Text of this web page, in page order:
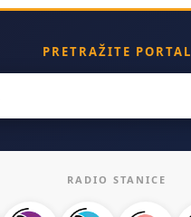
PRETRAŽITE PORTAL
RADIO STANICE